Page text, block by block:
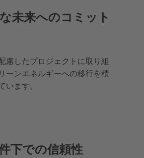
未来へのコミット
慮したプロジェクトに取り組
ーンエネルギーへの移行を積
います。
下での信頼性